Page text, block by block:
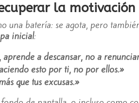
la motivación
una batería: se agota, pero
inicial:
aprende a descansar, no a
esto por ti, no por ellos.»
que tus excusas.»